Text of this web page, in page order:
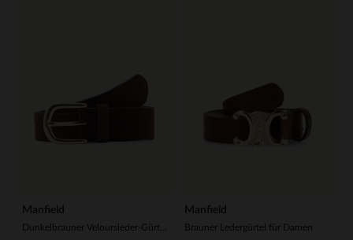
Manfield Manfield
Brauner Ledergürtel für Damen